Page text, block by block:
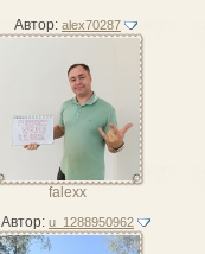
Автор: alex70287
falexx
Автор: u_1288950962